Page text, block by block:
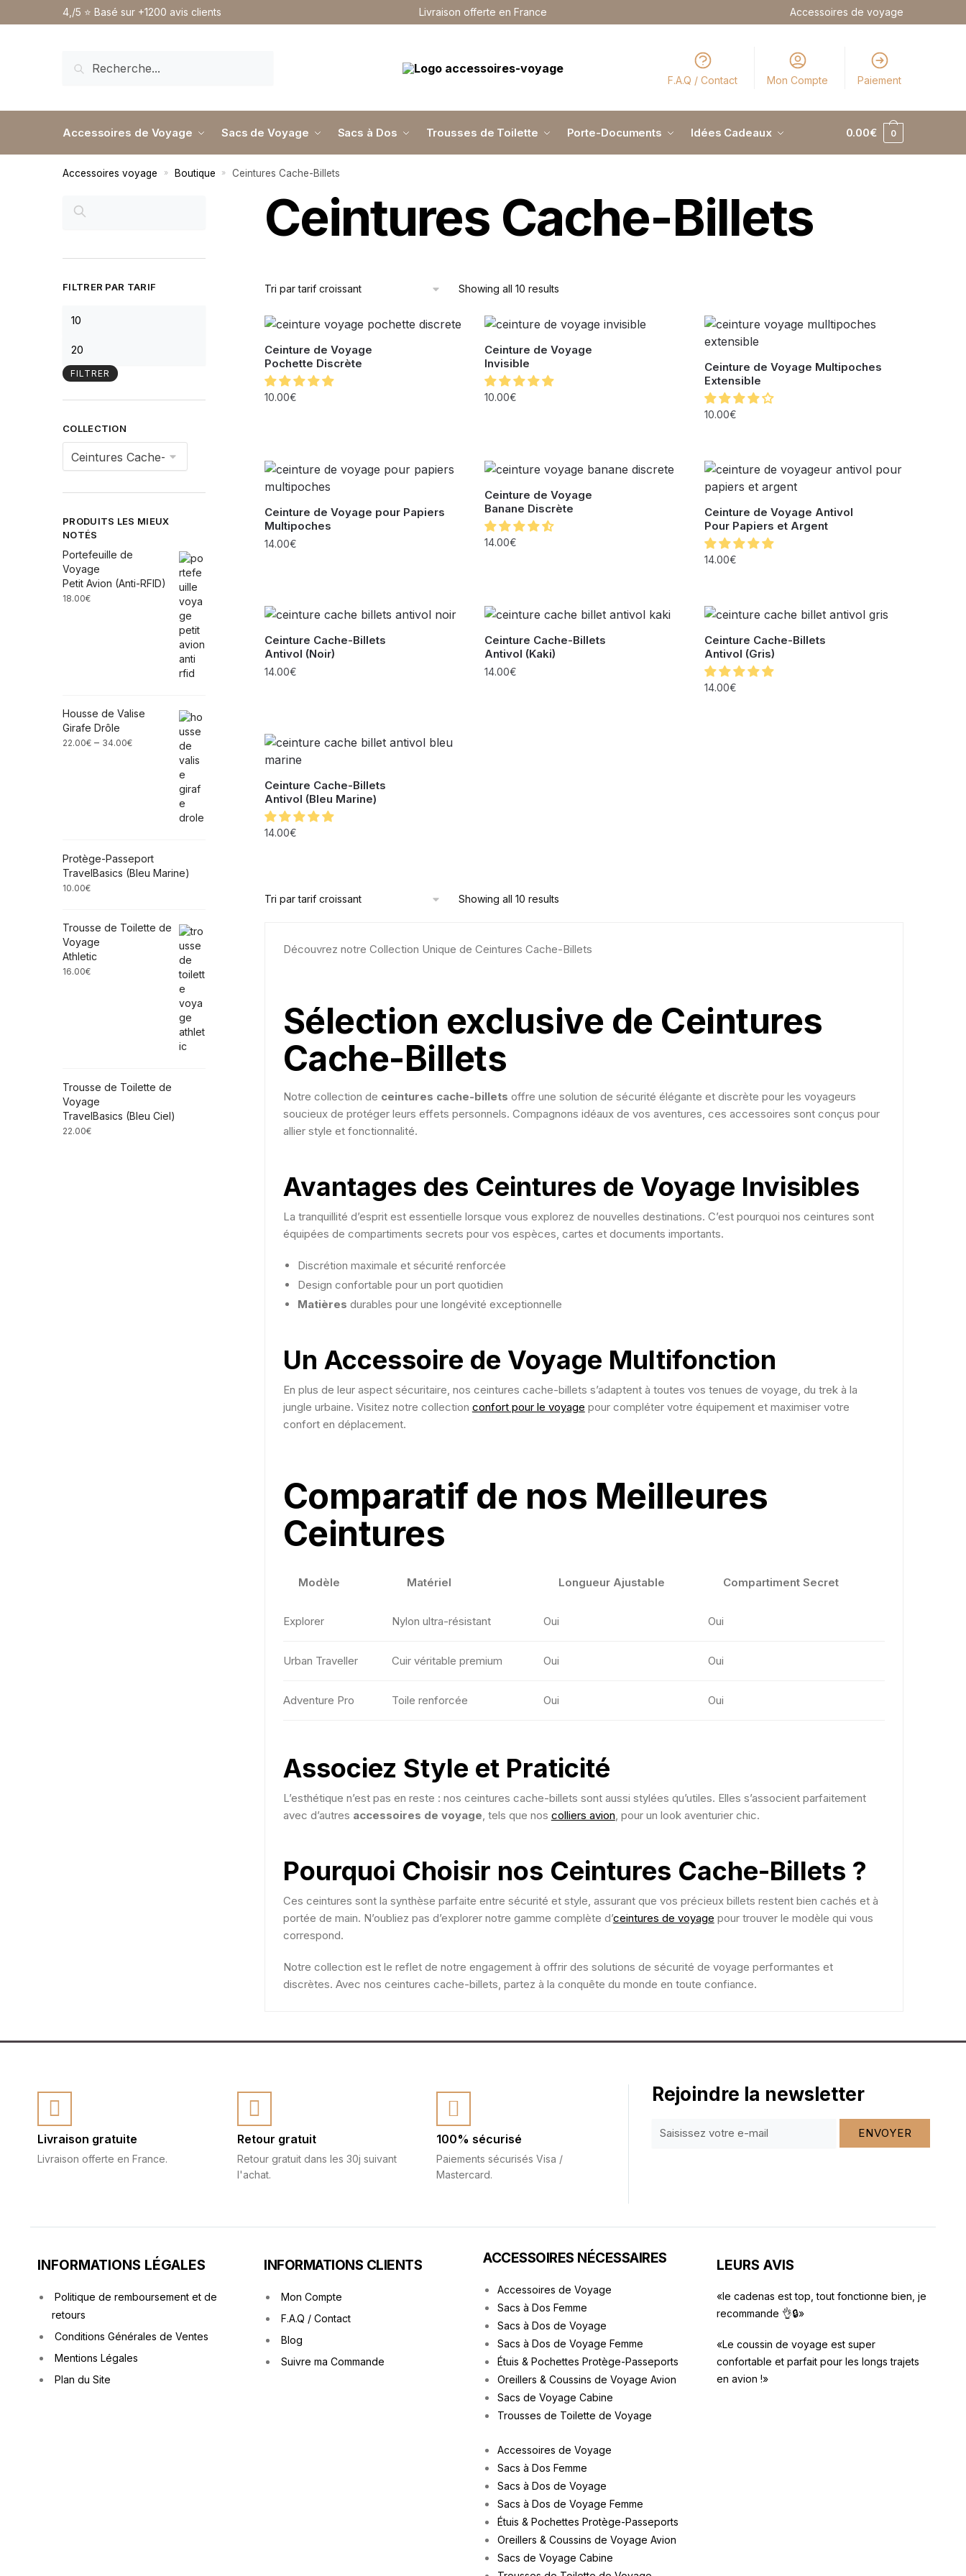
4,/5 ⭐️ Basé sur +1200 avis clients Livraison offerte en France Accessoires de voyage
F.A.Q / Contact Mon Compte Paiement
Accessoires de Voyage Sacs de Voyage Sacs à Dos Trousses de Toilette Porte-Documents Idées Cadeaux 0.00€ 0
Accessoires voyage » Boutique » Ceintures Cache-Billets
Ceintures Cache-Billets
Showing all 10 results
Ceinture de Voyage
Pochette Discrète
10.00€
Ceinture de Voyage
Invisible
10.00€
Ceinture de Voyage Multipoches
Extensible
10.00€
Ceinture de Voyage pour Papiers
Multipoches
14.00€
Ceinture de Voyage
Banane Discrète
14.00€
Ceinture de Voyage Antivol
Pour Papiers et Argent
14.00€
Ceinture Cache-Billets
Antivol (Noir)
14.00€
Ceinture Cache-Billets
Antivol (Kaki)
14.00€
Ceinture Cache-Billets
Antivol (Gris)
14.00€
Ceinture Cache-Billets
Antivol (Bleu Marine)
14.00€
Showing all 10 results
Découvrez notre Collection Unique de Ceintures Cache-Billets
Sélection exclusive de Ceintures
Cache-Billets
Notre collection de ceintures cache-billets offre une solution de sécurité élégante et discrète pour les voyageurs
soucieux de protéger leurs effets personnels. Compagnons idéaux de vos aventures, ces accessoires sont conçus pour
allier style et fonctionnalité.
Avantages des Ceintures de Voyage Invisibles
La tranquillité d’esprit est essentielle lorsque vous explorez de nouvelles destinations. C’est pourquoi nos ceintures sont
équipées de compartiments secrets pour vos espèces, cartes et documents importants.
Discrétion maximale et sécurité renforcée
Design confortable pour un port quotidien
Matières durables pour une longévité exceptionnelle
Un Accessoire de Voyage Multifonction
En plus de leur aspect sécuritaire, nos ceintures cache-billets s’adaptent à toutes vos tenues de voyage, du trek à la
jungle urbaine. Visitez notre collection confort pour le voyage pour compléter votre équipement et maximiser votre
confort en déplacement.
Comparatif de nos Meilleures
Ceintures
Modèle Matériel Longueur Ajustable Compartiment Secret
Explorer Nylon ultra-résistant Oui Oui
Urban Traveller Cuir véritable premium Oui Oui
Adventure Pro Toile renforcée Oui Oui
Associez Style et Praticité
L’esthétique n’est pas en reste : nos ceintures cache-billets sont aussi stylées qu’utiles. Elles s’associent parfaitement
avec d’autres accessoires de voyage , tels que nos colliers avion , pour un look aventurier chic.
Pourquoi Choisir nos Ceintures Cache-Billets ?
Ces ceintures sont la synthèse parfaite entre sécurité et style, assurant que vos précieux billets restent bien cachés et à
portée de main. N’oubliez pas d’explorer notre gamme complète d’ceintures de voyage pour trouver le modèle qui vous
correspond.
Notre collection est le reflet de notre engagement à offrir des solutions de sécurité de voyage performantes et
discrètes. Avec nos ceintures cache-billets, partez à la conquête du monde en toute confiance.
RECHERCHER
FILTRER PAR TARIF
FILTRER
COLLECTION
PRODUITS LES MIEUX
NOTÉS
Portefeuille de
Voyage
Petit Avion (Anti-RFID)
18.00€
Housse de Valise
Girafe Drôle
22.00€ – 34.00€
Protège-Passeport
TravelBasics (Bleu Marine)
10.00€
Trousse de Toilette de
Voyage
Athletic
16.00€
Trousse de Toilette de
Voyage
TravelBasics (Bleu Ciel)
22.00€
Livraison gratuite
Livraison offerte en France.
Retour gratuit
Retour gratuit dans les 30j suivant
l'achat.
100% sécurisé
Paiements sécurisés Visa /
Mastercard.
Rejoindre la newsletter
ENVOYER
INFORMATIONS LÉGALES
Politique de remboursement et de
retours
Conditions Générales de Ventes
Mentions Légales
Plan du Site
INFORMATIONS CLIENTS
Mon Compte
F.A.Q / Contact
Blog
Suivre ma Commande
ACCESSOIRES NÉCESSAIRES
Accessoires de Voyage
Sacs à Dos Femme
Sacs à Dos de Voyage
Sacs à Dos de Voyage Femme
Étuis & Pochettes Protège-Passeports
Oreillers & Coussins de Voyage Avion
Sacs de Voyage Cabine
Trousses de Toilette de Voyage
Accessoires de Voyage
Sacs à Dos Femme
Sacs à Dos de Voyage
Sacs à Dos de Voyage Femme
Étuis & Pochettes Protège-Passeports
Oreillers & Coussins de Voyage Avion
Sacs de Voyage Cabine
LEURS AVIS
«le cadenas est top, tout fonctionne bien, je
recommande 👌🔒»
«Le coussin de voyage est super
confortable et parfait pour les longs trajets
en avion !»